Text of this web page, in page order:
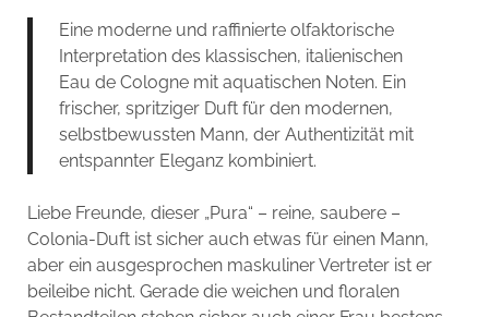
Eine moderne und raffinierte olfaktorische
Interpretation des klassischen, italienischen
Eau de Cologne mit aquatischen Noten. Ein
frischer, spritziger Duft für den modernen,
selbstbewussten Mann, der Authentizität mit
entspannter Eleganz kombiniert.
Liebe Freunde, dieser „Pura“ – reine, saubere –
Colonia-Duft ist sicher auch etwas für einen Mann,
aber ein ausgesprochen maskuliner Vertreter ist er
beileibe nicht. Gerade die weichen und floralen